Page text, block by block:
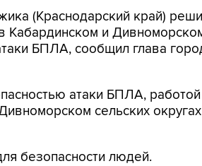
(Краснодарский край)
Кабардинском и
БПЛА, сообщил глава
атаки БПЛА, работой
сельских округах
безопасности людей.